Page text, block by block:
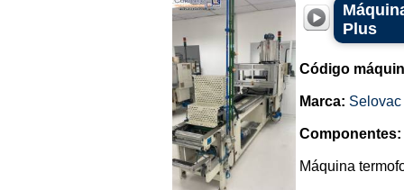
Plus
Código
Marca: Selovac
Componentes:
Máquina